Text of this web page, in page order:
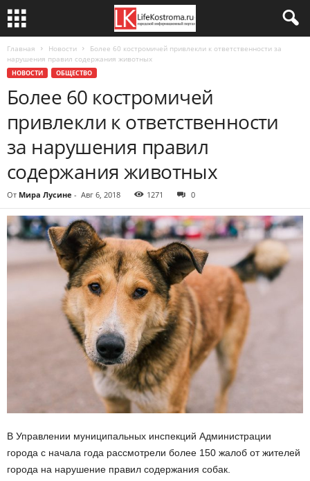
Главная Новости
Более 60 костромичей привлекли к ответственности за
нарушения правил содержания животных
НОВОСТИ ОБЩЕСТВО
Более 60 костромичей
привлекли к ответственности
за нарушения правил
содержания животных
От Мира Лусине - Авг 6, 2018 1271 0
В Управлении муниципальных инспекций Администрации
города с начала года рассмотрели более 150 жалоб от жителей
города на нарушение правил содержания собак.